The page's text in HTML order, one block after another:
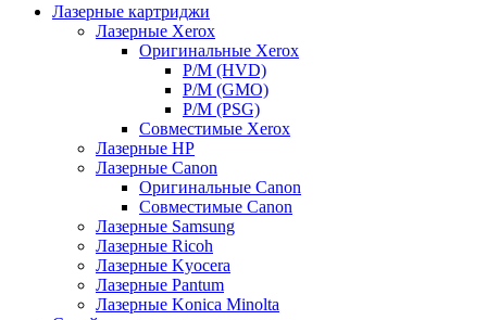
Лазерные картриджи
Лазерные Xerox
Оригинальные Xerox
Р/М (HVD)
Р/М (GMO)
Р/М (PSG)
Совместимые Xerox
Лазерные HP
Лазерные Canon
Оригинальные Canon
Совместимые Canon
Лазерные Samsung
Лазерные Ricoh
Лазерные Kyocera
Лазерные Pantum
Лазерные Konica Minolta